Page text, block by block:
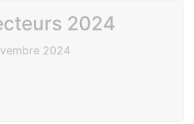
2024
2024